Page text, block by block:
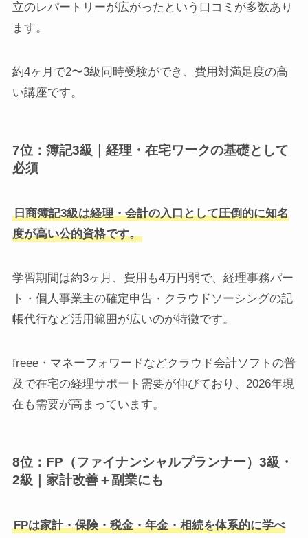
立のレパートリーが広がったという口コミが多数あり
ます。
約4ヶ月で2〜3級同時受験ができ、費用対満足度の高
い講座です。
7位：簿記3級｜経理・在宅ワークの基礎として
必須
日商簿記3級は経理・会計の入口として圧倒的に知名
度が高い公的資格です。
学習期間は約3ヶ月、費用も4万円弱で、経理事務パー
ト・個人事業主の確定申告・クラウドソーシングの記
帳代行など活用範囲が広いのが特徴です。
freee・マネーフォワードなどクラウド会計ソフトの普
及で在宅の経理サポート需要が伸びており、2026年現
在も需要が高まっています。
8位：FP（ファイナンシャルプランナー）3級・
2級｜家計改善＋副業にも
FPは家計・保険・税金・年金・相続を体系的に学べ